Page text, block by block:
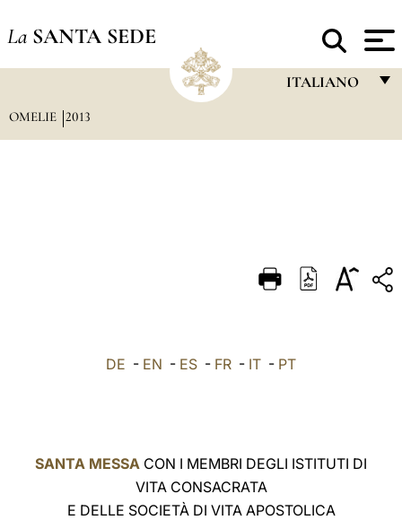
La SANTA SEDE
ITALIANO
DEUTSCH
العربيّة
OMELIE 2013
DE - EN - ES - FR - IT - PT
SANTA MESSA CON I MEMBRI DEGLI ISTITUTI DI
VITA CONSACRATA
E DELLE SOCIETÀ DI VITA APOSTOLICA